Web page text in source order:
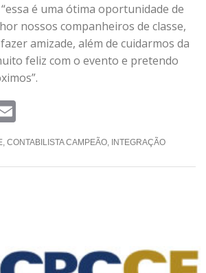
é uma ótima oportunidade de
nossos companheiros de classe,
amizade, além de cuidarmos da
feliz com o evento e pretendo
, CONTABILISTA CAMPEÃO, INTEGRAÇÃO